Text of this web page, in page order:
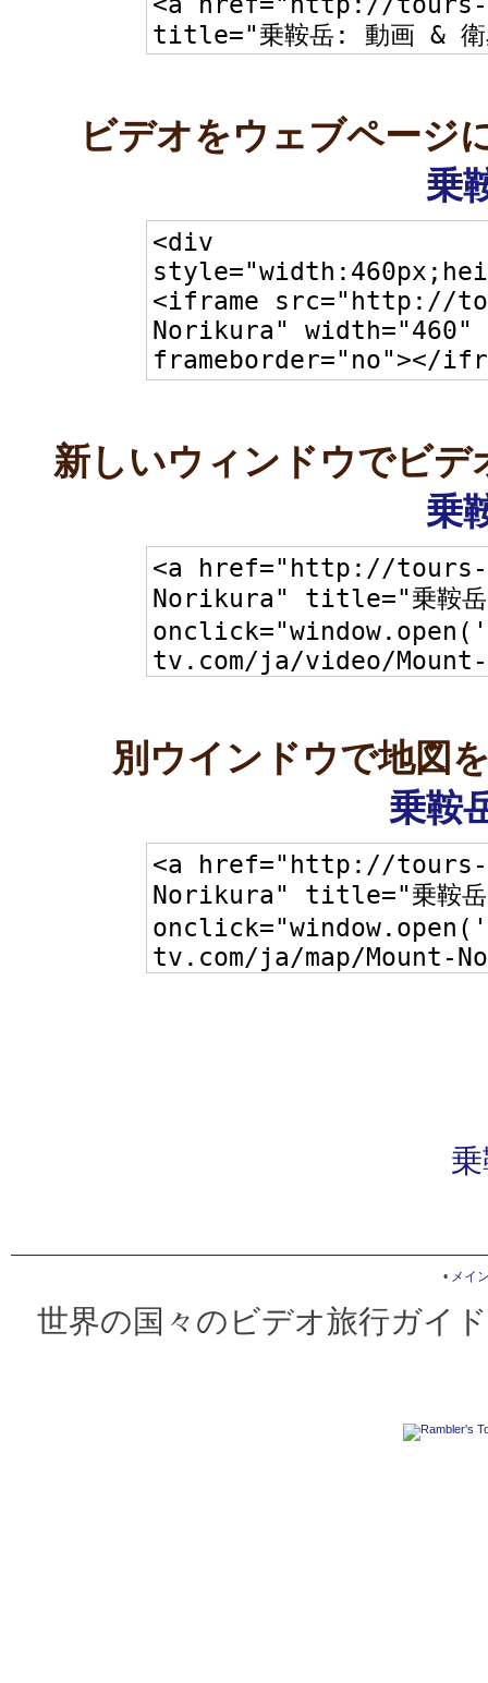
ビデオをウェブページ
乗
新しいウィンドウでビ
乗
別ウインドウで地図
乗鞍
• メイ
世界の国々のビデオ旅行ガイ